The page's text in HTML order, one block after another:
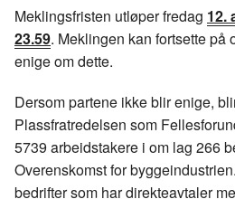
Meklingsfristen utløper fredag 12.
23.59. Meklingen kan fortsette på
enige om dette.
Dersom partene ikke blir enige,
Plassfratredelsen som
5739 arbeidstakere i om lag 266
Overenskomst for
bedrifter som har direkteavtaler